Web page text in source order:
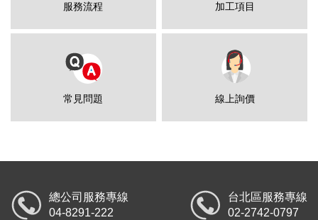
服務流程 加工項目
常見問題 線上詢價
總公司服務專線
04-8291-222
台北區服務專線
02-2742-0797